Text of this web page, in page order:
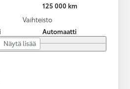
125 000 km
Vaihteisto
Automaatti
Näytä lisää